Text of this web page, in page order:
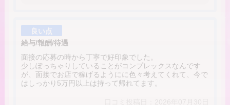
良い点
給与/報酬/待遇
面接の応募の時から丁寧で好印象でした。
少しぽっちゃりしていることがコンプレックスなんです
が、面接でお店で稼げるようにに色々考えてくれて、今で
はしっかり5万円以上は持って帰れてます。